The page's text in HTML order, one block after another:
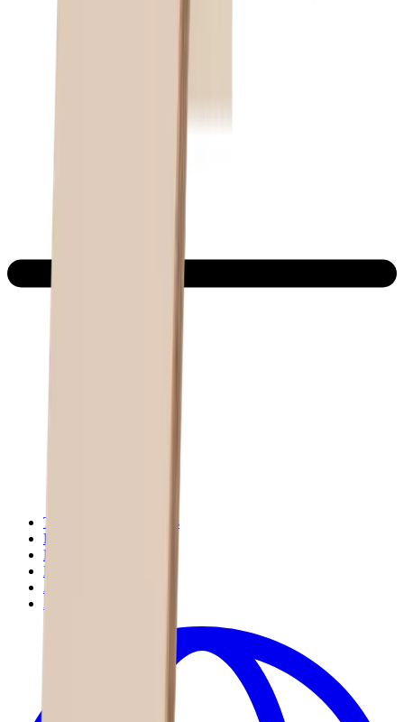
Términos y condiciones
Política de privacidad
Política de devolución
Desistimiento